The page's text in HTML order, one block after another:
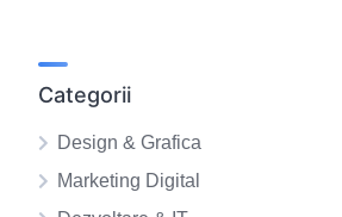
Categorii
Design & Grafica
Marketing Digital